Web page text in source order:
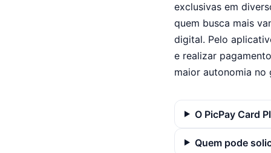
exclusivas em
quem busca mais
digital. Pelo
e realizar
maior autonomia no
O PicPay Card
Quem pode